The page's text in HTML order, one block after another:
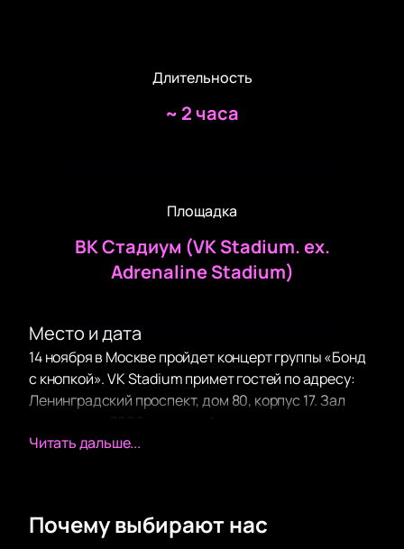
Длительность
~ 2 часа
Площадка
ВК Стадиум (VK Stadium. ex.
Adrenaline Stadium)
Место и дата
14 ноября в Москве пройдет концерт группы «Бонд
с кнопкой». VK Stadium примет гостей по адресу:
Ленинградский проспект, дом 80, корпус 17. Зал
мощная.
Коллектив смешивает фольклор и современные
ритмы. Песни «Кухни», «Камушки», «Свои» уже
Читать дальше...
Почему выбирают нас